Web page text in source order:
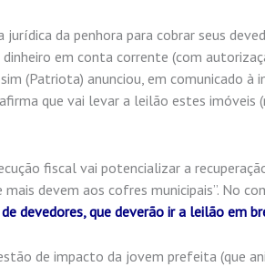
da penhora para cobrar seus
em conta corrente (com
(Patriota) anunciou, em comunicado à
que vai levar a leilão estes imóveis
fiscal vai potencializar a
devem aos cofres municipais”. No
devedores, que deverão ir a leilão em
de impacto da jovem prefeita (que